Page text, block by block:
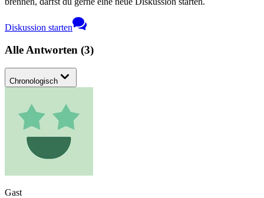
Diskussion starten
Alle Antworten (3)
Chronologisch
Gast